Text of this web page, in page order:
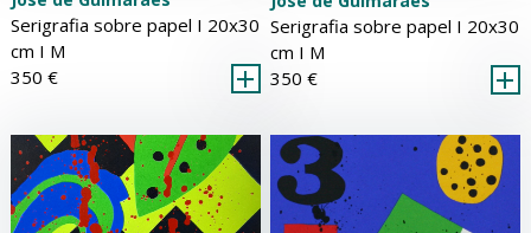
Serigrafia sobre papel Ι 20x30
cm Ι M
350 €
Serigrafia sobre papel Ι 20x30
cm Ι M
350 €